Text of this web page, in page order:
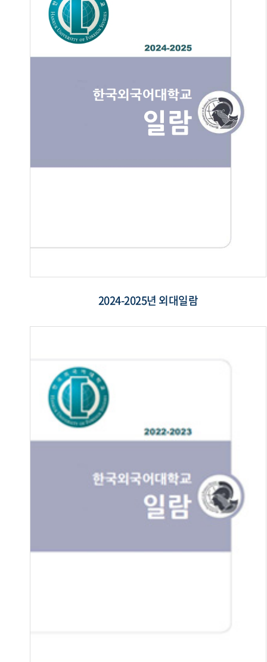
2024-2025년 외대일람